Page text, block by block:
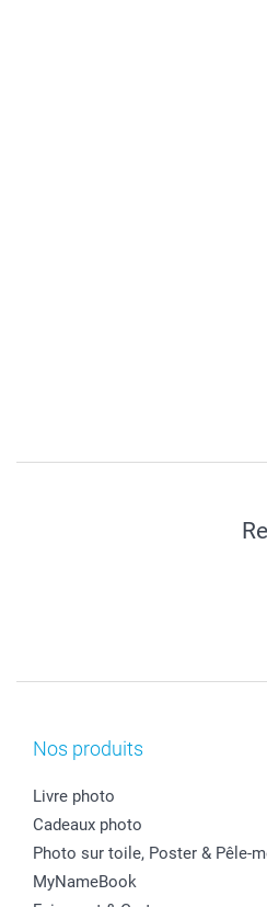
Nos produits
Livre photo
Cadeaux photo
Photo sur toile, Poster & Pêle-
MyNameBook